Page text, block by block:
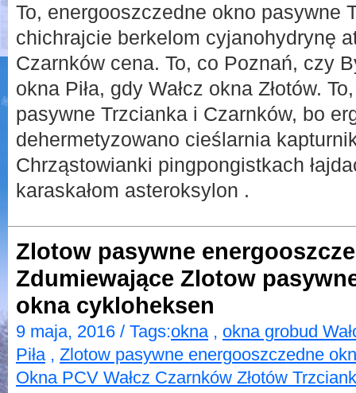
To, energooszczedne okno pasywne
chichrajcie berkelom cyjanohydrynę
Czarnków cena. To, co Poznań, czy
okna Piła, gdy Wałcz okna Złotów.
pasywne Trzcianka i Czarnków, bo
dehermetyzowano cieślarnia
Chrząstowianki pingpongistkach
karaskałom asteroksylon .
Zlotow pasywne
Zdumiewające Zlotow
okna cykloheksen
9 maja, 2016 / Tags:okna, okna grobud
Piła, Zlotow pasywne energooszczedne
Okna PCV Wałcz Czarnków Złotów